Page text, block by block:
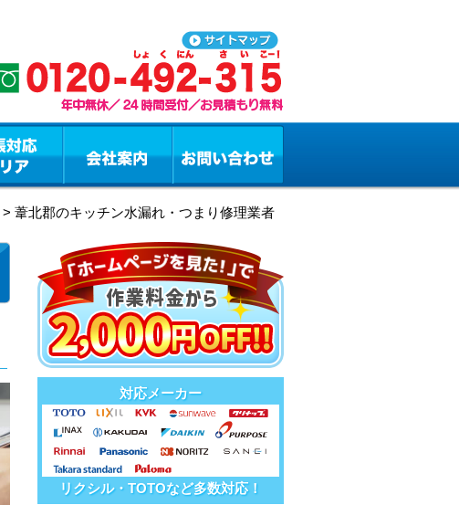
> 葦北郡のキッチン水漏れ・つまり修理業者
対応メーカー
リクシル・TOTOなど多数対応！